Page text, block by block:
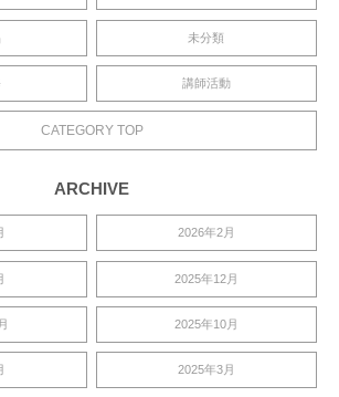
未分類
講師活動
CATEGORY TOP
ARCHIVE
2026年2月
2025年12月
2025年10月
2025年3月